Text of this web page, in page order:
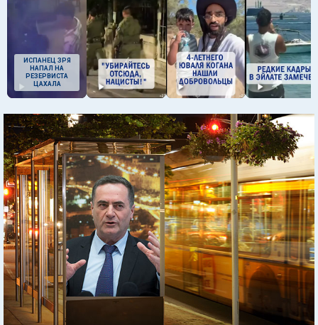
ИСПАНЕЦ ЗРЯ
НАПАЛ НА
РЕЗЕРВИСТА
ЦАХАЛА